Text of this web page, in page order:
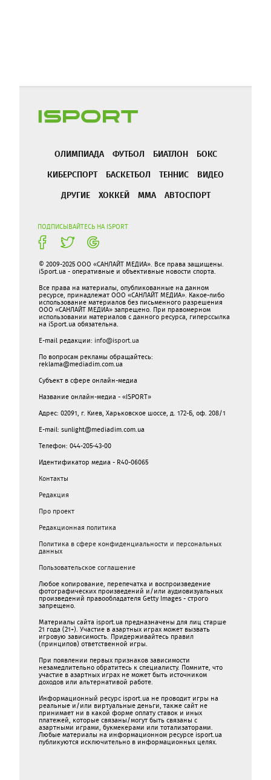
ОЛИМПИАДА ФУТБОЛ БИАТЛОН
БОКС
КИБЕРСПОРТ
БАСКЕТБОЛ ТЕННИС
ВИДЕО
ДРУГИЕ
ХОККЕЙ ММА АВТОСПОРТ
ПОДПИСЫВАЙТЕСЬ НА ISPORT
© 2009-2025 ООО «САНЛАЙТ МЕДИА». Все права защищены.
iSport.ua - оперативные и объективные новости спорта.
Все права на материалы, опубликованные на данном
ресурсе, принадлежат ООО «САНЛАЙТ МЕДИА». Какое-либо
использование материалов без письменного разрешения
ООО «САНЛАЙТ МЕДИА» запрещено. При правомерном
использовании материалов с данного ресурса, гиперссылка
на iSport.ua обязательна.
E-mail редакции: info@isport.ua
По вопросам рекламы обращайтесь:
reklama@mediadim.com.ua
Субъект в сфере онлайн-медиа
Название онлайн-медиа - «ISPORT»
Адрес: 02091, г. Киев, Харьковское шоссе, д. 172-Б, оф. 208/1
E-mail: sunlight@mediadim.com.ua
Телефон: 044-205-43-00
Идентификатор медиа - R40-06065
Контакты
Редакция
Про проект
Редакционная политика
Политика в сфере конфиденциальности и персональных
данных
Пользовательское соглашение
Любое копирование, перепечатка и воспроизведение
фотографических произведений и/или аудиовизуальных
произведений правообладателя Getty Images - строго
запрещено.
Материалы сайта isport.ua предназначены для лиц старше
21 года (21+). Участие в азартных играх может вызвать
игровую зависимость. Придерживайтесь правил
(принципов) ответственной игры.
При появлении первых признаков зависимости
незамедлительно обратитесь к специалисту. Помните, что
участие в азартных играх не может быть источником
доходов или альтернативой работе.
Информационный ресурс isport.ua не проводит игры на
реальные и/или виртуальные деньги, также сайт не
принимает ни в какой форме oплaту ставок и иных
платежей, которые связаны/могут быть связаны c
азартными игрaми, букмекерами или тотализаторами.
Любые материалы на информационном ресурсе isport.ua
публикуютcя исключительно в информационных целях.